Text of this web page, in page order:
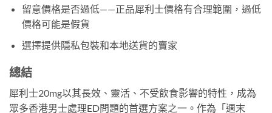
留意價格是否過低——正品犀利士價格有合理範圍，過低
價格可能是假貨
選擇提供隱私包裝和本地送貨的賣家
總結
犀利士20mg以其長效、靈活、不受飲食影響的特性，成為
眾多香港男士處理ED問題的首選方案之一。作為「週末